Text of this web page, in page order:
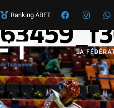
Ranking ABFT
LA